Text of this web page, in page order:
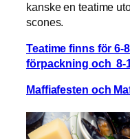
kanske en teatime
scones.
Teatime finns för 6-
förpackning och 8-
Maffiafesten och